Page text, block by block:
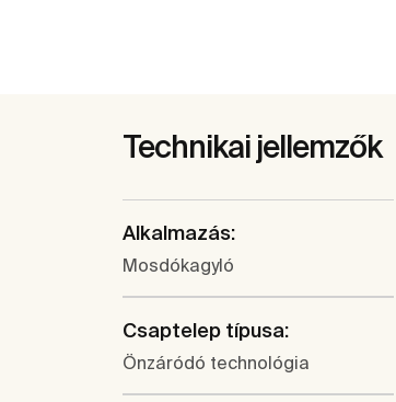
Technikai jellemzők
Alkalmazás:
Mosdókagyló
Csaptelep típusa:
Önzáródó technológia